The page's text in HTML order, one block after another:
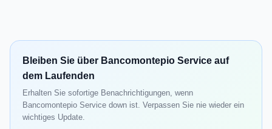
Bleiben Sie über Bancomontepio Service auf
dem Laufenden
Erhalten Sie sofortige Benachrichtigungen, wenn
Bancomontepio Service down ist. Verpassen Sie nie wieder ein
wichtiges Update.